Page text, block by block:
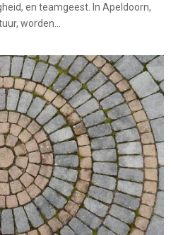
en teamgeest. In Apeldoorn,
worden...